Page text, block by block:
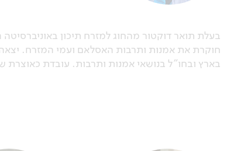
בעלת תואר דוקטור מהחוג למזרח תיכון
חוקרת את אמנות ותרבות האסלאם ועמי המזרח.
בארץ ובחו"ל בנושאי אמנות ותרבות. עובדת